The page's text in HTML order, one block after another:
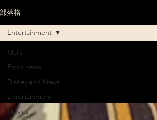
部落格
Main
Food news
Disneyland News
Entertainment
Movies
Entertainment